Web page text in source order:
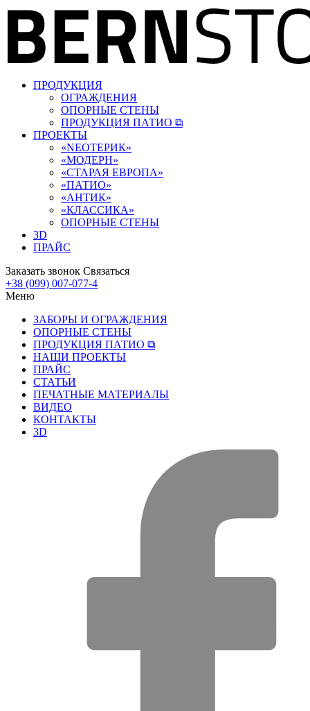
ПРОДУКЦИЯ
ОГРАЖДЕНИЯ
ОПОРНЫЕ СТЕНЫ
ПРОДУКЦИЯ ПАТИО ⧉
ПРОЕКТЫ
«‎NEOТЕРИК»
«‎МОДЕРН»
«СТАРАЯ ЕВРОПА»
«ПАТИО»
«АНТИК»
«КЛАССИКА»
ОПОРНЫЕ СТЕНЫ
3D
ПРАЙС
Заказать звонок Связаться
+38 (099) 007-077-4
Меню
ЗАБОРЫ И ОГРАЖДЕНИЯ
ОПОРНЫЕ СТЕНЫ
ПРОДУКЦИЯ ПАТИО ⧉
НАШИ ПРОЕКТЫ
ПРАЙС
СТАТЬИ
ПЕЧАТНЫЕ МАТЕРИАЛЫ
ВИДЕО
КОНТАКТЫ
3D